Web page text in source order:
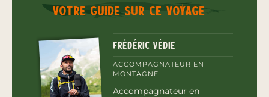
Votre guide sur ce voyage
Frédéric Védie
ACCOMPAGNATEUR EN
MONTAGNE
Accompagnateur en